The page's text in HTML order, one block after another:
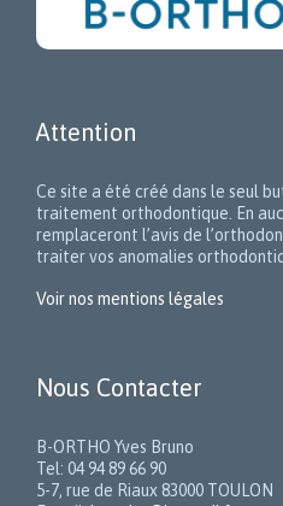
Attention
Ce site a été créé dans le seul
traitement orthodontique. En
remplaceront l’avis de
traiter vos anomalies
Voir nos mentions légales
Nous Contacter
B-ORTHO Yves Bruno
Tel: 04 94 89 66 90
5-7, rue de Riaux 83000 TOULON